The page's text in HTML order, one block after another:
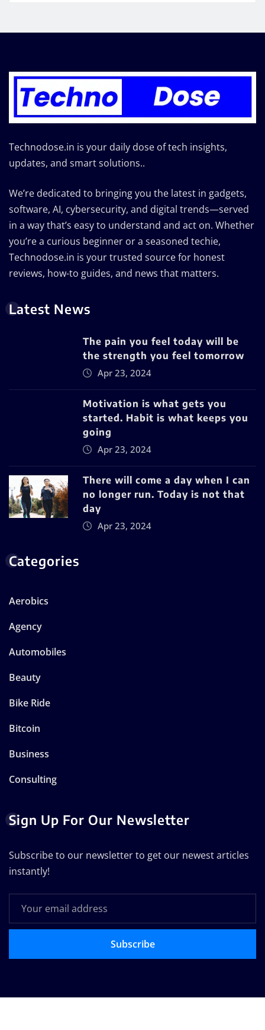
Technodose.in is your daily dose of tech insights,
updates, and smart solutions..
We’re dedicated to bringing you the latest in gadgets,
software, AI, cybersecurity, and digital trends—served
in a way that’s easy to understand and act on. Whether
you’re a curious beginner or a seasoned techie,
Technodose.in is your trusted source for honest
reviews, how-to guides, and news that matters.
Latest News
The pain you feel today will be
the strength you feel tomorrow
Apr 23, 2024
Motivation is what gets you
started. Habit is what keeps you
going
Apr 23, 2024
There will come a day when I can
no longer run. Today is not that
day
Apr 23, 2024
Categories
Aerobics
Agency
Automobiles
Beauty
Bike Ride
Bitcoin
Business
Consulting
Sign Up For Our Newsletter
Subscribe to our newsletter to get our newest articles
instantly!
Subscribe